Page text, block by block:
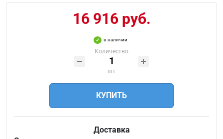
16 916 руб.
в наличии
Количество
шт
КУПИТЬ
Доставка